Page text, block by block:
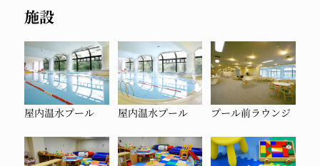
施設
屋内温水プール 屋内温水プール プール前ラウンジ